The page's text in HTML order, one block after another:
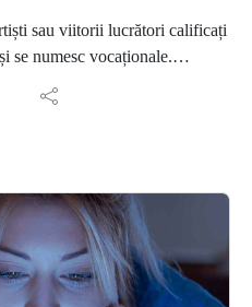
sau viitorii lucrători calificați
se numesc vocaționale.
în toate domeniile –
instalator bun ridică lunar mult
la bandă sau un vânzător.
viitorii artiști sau viitorii lucrători
și se numesc vocaționale.